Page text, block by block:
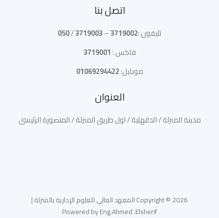
اتصل بنا
تليفون :3719002
–
3719003
/
050
فاكس :3719001
موبايل:01069294422
العنوان
مدينة المنزلة / الدقهلية / اول طريق المنزلة / المنصورة الرئيسى
Copyright © 2026 المعهد العالي للعلوم الإدارية بالمنزلة |
Powered by Eng.Ahmed .Elsherif